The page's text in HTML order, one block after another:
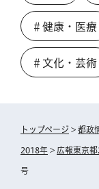
＃健康・医療
＃文化・芸術
トップページ > 都政
2018年 > 広報東京
号